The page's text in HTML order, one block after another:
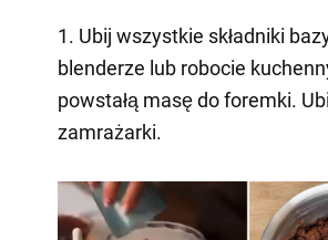
1. Ubij wszystkie składniki
blenderze lub robocie
powstałą masę do foremki.
zamrażarki.